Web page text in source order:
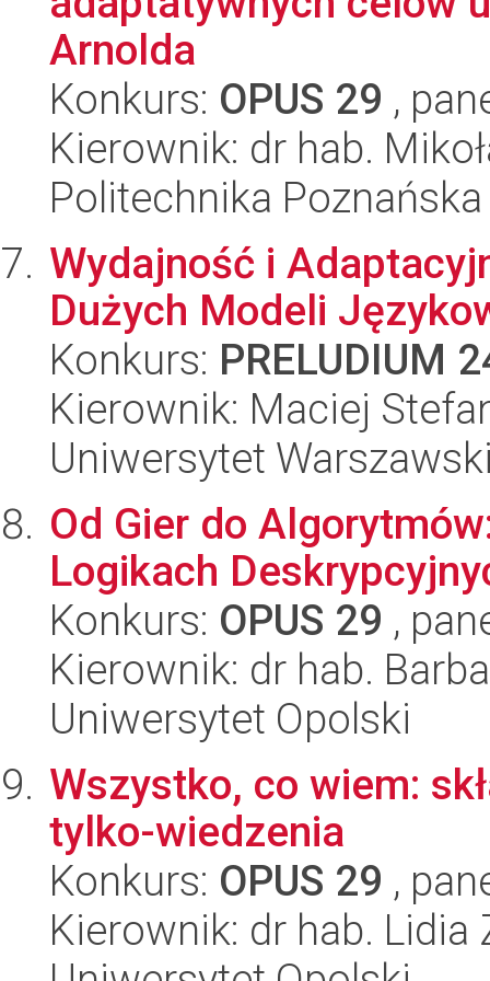
Arnolda
Konkurs: OPUS 29 ,
Kierownik: dr hab.
Politechnika Poznańska
Wydajność i
Dużych Modeli
Konkurs: PRELUDIUM
Kierownik: Maciej
Uniwersytet
Od Gier do
Logikach
Konkurs: OPUS 29 ,
Kierownik: dr hab.
Uniwersytet Opolski
Wszystko, co wiem:
tylko-wiedzenia
Konkurs: OPUS 29 ,
Kierownik: dr hab. Lidia